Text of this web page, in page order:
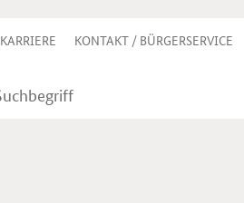
KARRIERE KONTAKT / BÜRGERSERVICE